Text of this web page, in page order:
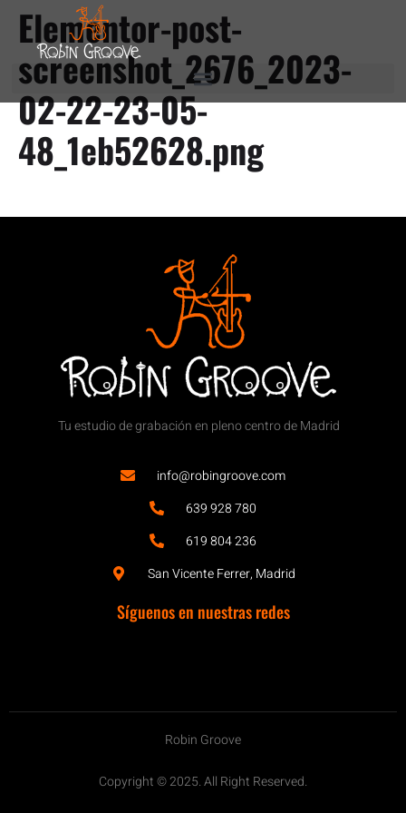
Elementor-post-
screenshot_2676_2023-
02-22-23-05-
48_1eb52628.png
Tu estudio de grabación en pleno centro de Madrid
info@robingroove.com
639 928 780
619 804 236
San Vicente Ferrer, Madrid
Síguenos en nuestras redes
Robin Groove
Copyright © 2025. All Right Reserved.